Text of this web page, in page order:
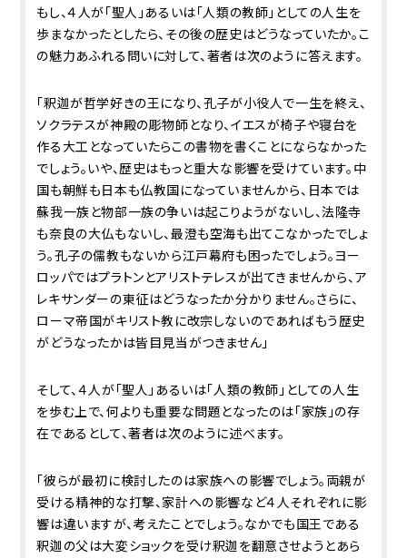
もし、４人が「聖人」あるいは「人類の教師」としての人生を
歩まなかったとしたら、その後の歴史はどうなっていたか。こ
の魅力あふれる問いに対して、著者は次のように答えます。
「釈迦が哲学好きの王になり、孔子が小役人で一生を終え、
ソクラテスが神殿の彫物師となり、イエスが椅子や寝台を
作る大工となっていたらこの書物を書くことにならなかった
でしょう。いや、歴史はもっと重大な影響を受けています。中
国も朝鮮も日本も仏教国になっていませんから、日本では
蘇我一族と物部一族の争いは起こりようがないし、法隆寺
も奈良の大仏もないし、最澄も空海も出てこなかったでしょ
う。孔子の儒教もないから江戸幕府も困ったでしょう。ヨー
ロッパではプラトンとアリストテレスが出てきませんから、ア
レキサンダーの東征はどうなったか分かりません。さらに、
ローマ帝国がキリスト教に改宗しないのであればもう歴史
がどうなったかは皆目見当がつきません」
そして、４人が「聖人」あるいは「人類の教師」としての人生
を歩む上で、何よりも重要な問題となったのは「家族」の存
在であるとして、著者は次のように述べます。
「彼らが最初に検討したのは家族への影響でしょう。両親が
受ける精神的な打撃、家計への影響など４人それぞれに影
響は違いますが、考えたことでしょう。なかでも国王である
釈迦の父は大変ショックを受け釈迦を翻意させようとあら